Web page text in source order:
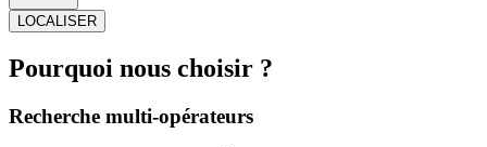
LOCALISER
Pourquoi nous choisir ?
Recherche multi-opérateurs